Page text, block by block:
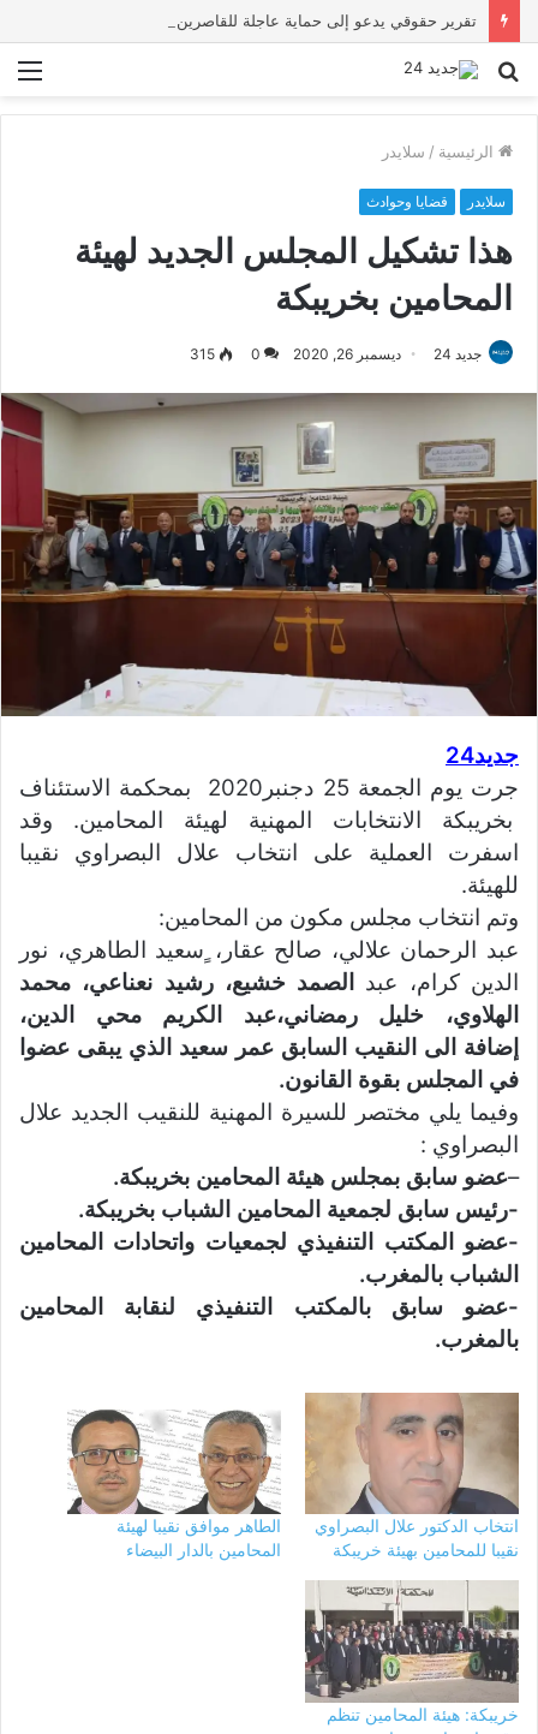
بحث
الرئيسية / سلايدر
سلايدر قضايا وحوادث
هذا تشكيل المجلس الجديد لهيئة
المحامين بخريبكة
جديد 24 ديسمبر 26, 2020 0
315
جديد24
جرت يوم الجمعة 25 دجنبر2020 بمحكمة الاستئناف
بخريبكة الانتخابات المهنية لهيئة المحامين. وقد
اسفرت العملية على انتخاب علال البصراوي نقيبا
للهيئة.
وتم انتخاب مجلس مكون من المحامين:
عبد الرحمان علالي، صالح عقار، ٍسعيد الطاهري، نور
الدين كرام، عبد
الصمد خشيع، رشيد نعناعي، محمد
الهلاوي، خليل رمضاني،عبد الكريم محي الدين،
إضافة الى النقيب السابق عمر سعيد الذي يبقى عضوا
في المجلس بقوة القانون.
وفيما يلي مختصر للسيرة المهنية للنقيب الجديد علال
البصراوي :
–عضو سابق بمجلس هيئة المحامين بخريبكة.
-رئيس سابق لجمعية المحامين الشباب بخريبكة.
-عضو المكتب التنفيذي لجمعيات واتحادات المحامين
الشباب بالمغرب.
-عضو سابق بالمكتب التنفيذي لنقابة المحامين
بالمغرب.
انتخاب الدكتور علال البصراوي
نقيبا للمحامين بهيئة خريبكة
الطاهر موافق نقيبا لهيئة
المحامين بالدار البيضاء
خريبكة: هيئة المحامين تنظم